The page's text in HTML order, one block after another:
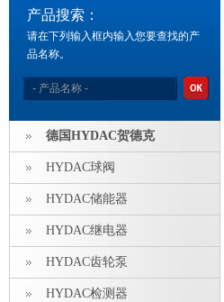
产品搜索：
请在下列输入框内输入您要查找的产
品名称。
德国HYDAC贺德克
HYDAC球阀
HYDAC储能器
HYDAC继电器
HYDAC齿轮泵
HYDAC检测器